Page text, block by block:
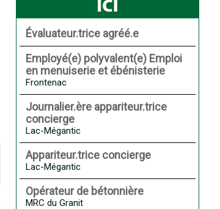
Évaluateur.trice agréé.e
Employé(e) polyvalent(e) Emploi
en menuiserie et ébénisterie
Frontenac
Journalier.ère appariteur.trice
concierge
Lac-Mégantic
Appariteur.trice concierge
Lac-Mégantic
Opérateur de bétonnière
MRC du Granit